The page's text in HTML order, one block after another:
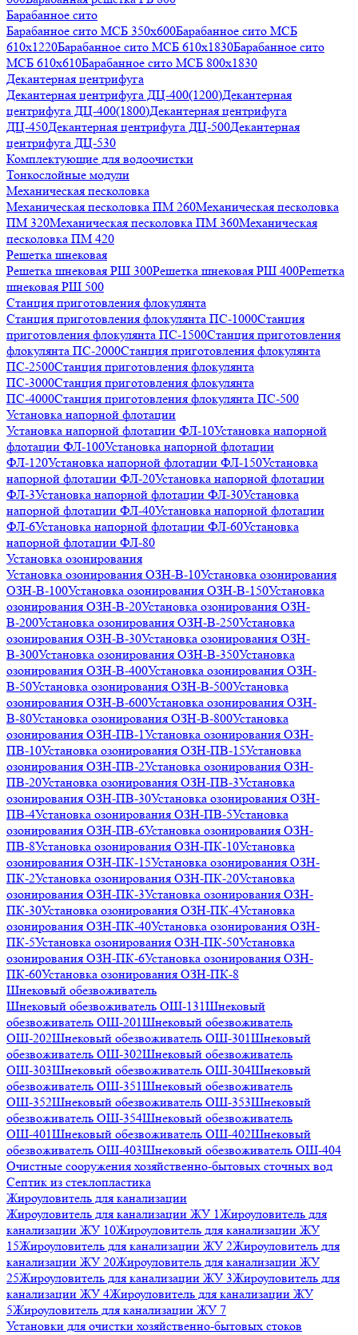
Барабанное сито
Барабанное сито МСБ 350x600Барабанное сито МСБ
610x1220Барабанное сито МСБ 610x1830Барабанное сито
МСБ 610x610Барабанное сито МСБ 800x1830
Декантерная центрифуга
Декантерная центрифуга ДЦ-400(1200)Декантерная
центрифуга ДЦ-400(1800)Декантерная центрифуга
ДЦ-450Декантерная центрифуга ДЦ-500Декантерная
центрифуга ДЦ-530
Комплектующие для водоочистки
Тонкослойные модули
Механическая песколовка
Механическая песколовка ПM 260Механическая песколовка
ПM 320Механическая песколовка ПM 360Механическая
песколовка ПM 420
Решетка шнековая
Решетка шнековая РШ 300Решетка шнековая РШ 400Решетка
шнековая РШ 500
Станция приготовления флокулянта
Станция приготовления флокулянта ПС-1000Станция
приготовления флокулянта ПС-1500Станция приготовления
флокулянта ПС-2000Станция приготовления флокулянта
ПС-2500Станция приготовления флокулянта
ПС-3000Станция приготовления флокулянта
ПС-4000Станция приготовления флокулянта ПС-500
Установка напорной флотации
Установка напорной флотации ФЛ-10Установка напорной
флотации ФЛ-100Установка напорной флотации
ФЛ-120Установка напорной флотации ФЛ-150Установка
напорной флотации ФЛ-20Установка напорной флотации
ФЛ-3Установка напорной флотации ФЛ-30Установка
напорной флотации ФЛ-40Установка напорной флотации
ФЛ-6Установка напорной флотации ФЛ-60Установка
напорной флотации ФЛ-80
Установка озонирования
Установка озонирования ОЗН-В-10Установка озонирования
ОЗН-В-100Установка озонирования ОЗН-В-150Установка
озонирования ОЗН-В-20Установка озонирования ОЗН-
В-200Установка озонирования ОЗН-В-250Установка
озонирования ОЗН-В-30Установка озонирования ОЗН-
В-300Установка озонирования ОЗН-В-350Установка
озонирования ОЗН-В-400Установка озонирования ОЗН-
В-50Установка озонирования ОЗН-В-500Установка
озонирования ОЗН-В-600Установка озонирования ОЗН-
В-80Установка озонирования ОЗН-В-800Установка
озонирования ОЗН-ПВ-1Установка озонирования ОЗН-
ПВ-10Установка озонирования ОЗН-ПВ-15Установка
озонирования ОЗН-ПВ-2Установка озонирования ОЗН-
ПВ-20Установка озонирования ОЗН-ПВ-3Установка
озонирования ОЗН-ПВ-30Установка озонирования ОЗН-
ПВ-4Установка озонирования ОЗН-ПВ-5Установка
озонирования ОЗН-ПВ-6Установка озонирования ОЗН-
ПВ-8Установка озонирования ОЗН-ПК-10Установка
озонирования ОЗН-ПК-15Установка озонирования ОЗН-
ПК-2Установка озонирования ОЗН-ПК-20Установка
озонирования ОЗН-ПК-3Установка озонирования ОЗН-
ПК-30Установка озонирования ОЗН-ПК-4Установка
озонирования ОЗН-ПК-40Установка озонирования ОЗН-
ПК-5Установка озонирования ОЗН-ПК-50Установка
озонирования ОЗН-ПК-6Установка озонирования ОЗН-
ПК-60Установка озонирования ОЗН-ПК-8
Шнековый обезвоживатель
Шнековый обезвоживатель ОШ-131Шнековый
обезвоживатель ОШ-201Шнековый обезвоживатель
ОШ-202Шнековый обезвоживатель ОШ-301Шнековый
обезвоживатель ОШ-302Шнековый обезвоживатель
ОШ-303Шнековый обезвоживатель ОШ-304Шнековый
обезвоживатель ОШ-351Шнековый обезвоживатель
ОШ-352Шнековый обезвоживатель ОШ-353Шнековый
обезвоживатель ОШ-354Шнековый обезвоживатель
ОШ-401Шнековый обезвоживатель ОШ-402Шнековый
обезвоживатель ОШ-403Шнековый обезвоживатель ОШ-404
Очистные сооружения хозяйственно-бытовых сточных вод
Септик из стеклопластика
Жироуловитель для канализации
Жироуловитель для канализации ЖУ 1Жироуловитель для
канализации ЖУ 10Жироуловитель для канализации ЖУ
15Жироуловитель для канализации ЖУ 2Жироуловитель для
канализации ЖУ 20Жироуловитель для канализации ЖУ
25Жироуловитель для канализации ЖУ 3Жироуловитель для
канализации ЖУ 4Жироуловитель для канализации ЖУ
5Жироуловитель для канализации ЖУ 7
Установки для очистки хозяйственно-бытовых стоков